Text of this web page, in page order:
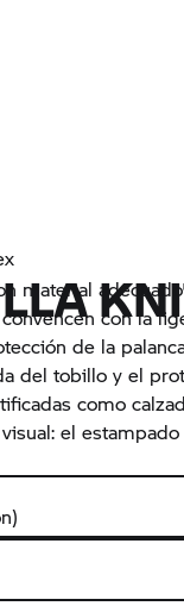
material
con la
de la
del tobillo y el
como
el